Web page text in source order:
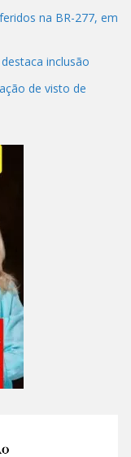
na BR-277, em
inclusão
de visto de